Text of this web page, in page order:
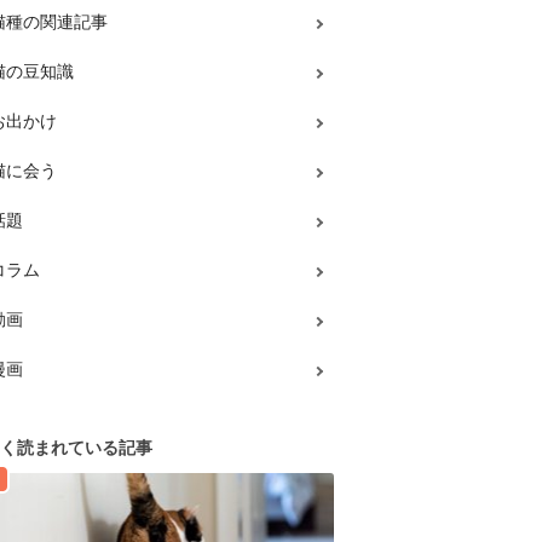
種の関連記事
の豆知識
出かけ
に会う
題
ラム
画
画
読まれている記事